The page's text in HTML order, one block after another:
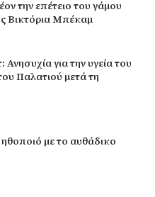
την επέτειο του γάμου
Βικτόρια Μπέκαμ
για την υγεία του
Παλατιού μετά τη
με το αυθάδικο